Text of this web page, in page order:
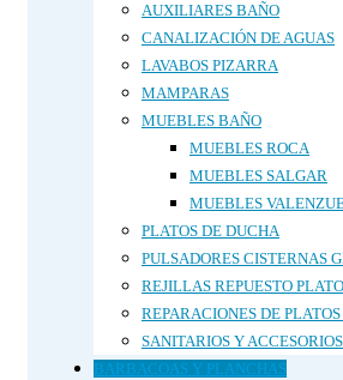
AUXILIARES BAÑO
CANALIZACIÓN DE AGUAS
LAVABOS PIZARRA
MAMPARAS
MUEBLES BAÑO
MUEBLES ROCA
MUEBLES SALGAR
MUEBLES
PLATOS DE DUCHA
PULSADORES CISTERNAS
REJILLAS REPUESTO
REPARACIONES DE
SANITARIOS Y ACCESORIOS
BARBACOAS Y PLANCHAS